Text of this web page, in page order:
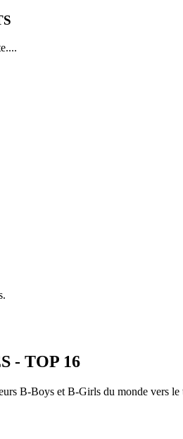
- TOP 16
B-Boys et B-Girls du monde vers